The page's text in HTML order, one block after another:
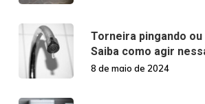
Torneira pingando ou
Saiba como agir
8 de maio de 2024